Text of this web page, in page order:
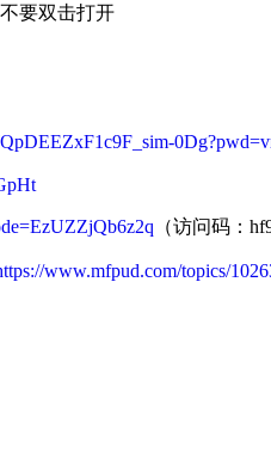
要双击打开
（访问码：
www.mfpud.com/topics/